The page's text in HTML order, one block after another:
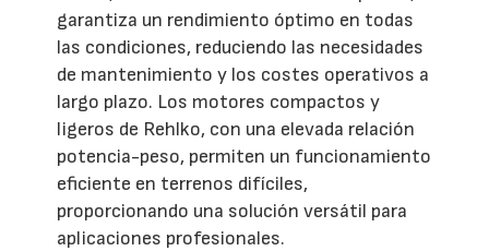
garantiza un rendimiento óptimo en todas
las condiciones, reduciendo las necesidades
de mantenimiento y los costes operativos a
largo plazo. Los motores compactos y
ligeros de Rehlko, con una elevada relación
potencia-peso, permiten un funcionamiento
eficiente en terrenos difíciles,
proporcionando una solución versátil para
aplicaciones profesionales.